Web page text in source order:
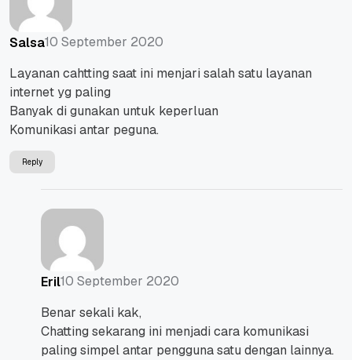
Salsa10 September 2020
Layanan cahtting saat ini menjari salah satu layanan
internet yg paling
Banyak di gunakan untuk keperluan
Komunikasi antar peguna.
Reply
Eril10 September 2020
Benar sekali kak,
Chatting sekarang ini menjadi cara komunikasi
paling simpel antar pengguna satu dengan lainnya.